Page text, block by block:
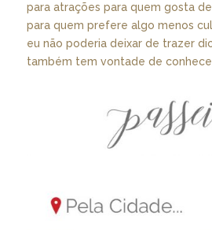
para atrações para quem gosta
para quem prefere algo menos
eu não poderia deixar de trazer
também tem vontade de